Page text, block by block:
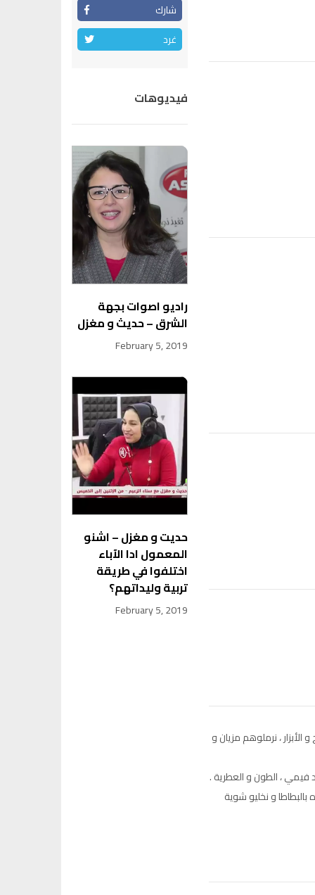
، نرملوهم مزيان و
فيمي ، الطون و العطرية .
و نخليو شوية
شارك
غرد
فيديوهات
راديو اصوات بجهة
الشرق – حديث و مغزل
February 5, 2019
حديت و مغزل – اشنو
المعمول ادا الآباء
اختلفوا في طريقة
تربية وليداتهم؟
February 5, 2019